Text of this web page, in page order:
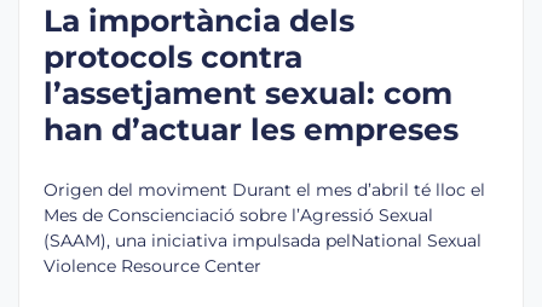
La importància dels
protocols contra
l’assetjament sexual: com
han d’actuar les empreses
Origen del moviment Durant el mes d’abril té lloc el
Mes de Conscienciació sobre l’Agressió Sexual
(SAAM), una iniciativa impulsada pelNational Sexual
Violence Resource Center